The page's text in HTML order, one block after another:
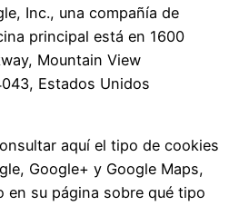
Inc., una compañía de
principal está en 1600
Mountain View
Estados Unidos
aquí el tipo de cookies
Google+ y Google Maps,
en su página sobre qué tipo